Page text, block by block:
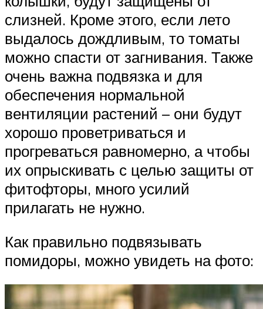
слизней. Кроме этого, если лето
выдалось дождливым, то томаты
можно спасти от загнивания. Также
очень важна подвязка и для
обеспечения нормальной
вентиляции растений – они будут
хорошо проветриваться и
прогреваться равномерно, а чтобы
их опрыскивать с целью защиты от
фитофторы, много усилий
прилагать не нужно.
Как правильно подвязывать
помидоры, можно увидеть на фото: